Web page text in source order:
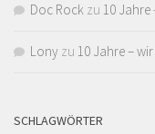
Doc Rock zu 10 Jahre
Lony zu 10 Jahre –
SCHLAGWÖRTER